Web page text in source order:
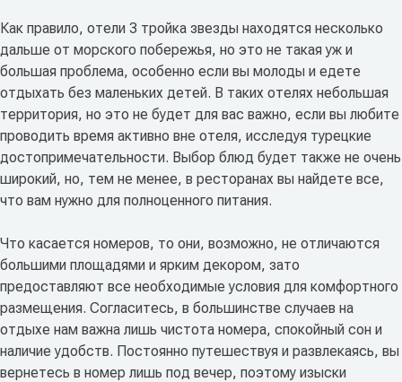
Как правило, отели 3 тройка звезды находятся несколько
дальше от морского побережья, но это не такая уж и
большая проблема, особенно если вы молоды и едете
отдыхать без маленьких детей. В таких отелях небольшая
территория, но это не будет для вас важно, если вы любите
проводить время активно вне отеля, исследуя турецкие
достопримечательности. Выбор блюд будет также не очень
широкий, но, тем не менее, в ресторанах вы найдете все,
что вам нужно для полноценного питания.
Что касается номеров, то они, возможно, не отличаются
большими площадями и ярким декором, зато
предоставляют все необходимые условия для комфортного
размещения. Согласитесь, в большинстве случаев на
отдыхе нам важна лишь чистота номера, спокойный сон и
наличие удобств. Постоянно путешествуя и развлекаясь, вы
вернетесь в номер лишь под вечер, поэтому изыски